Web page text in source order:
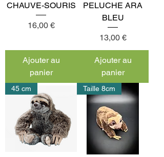
CHAUVE-SOURIS
Prix
16,00 €
Ajouter au
panier
PELUCHE ARA
BLEU
Prix
13,00 €
Ajouter au
panier
45 cm Taille 8cm